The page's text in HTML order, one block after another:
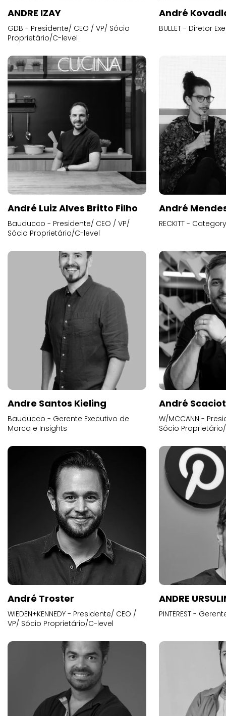
ANDRE IZAY
GDB - Presidente/ CEO / VP/ Sócio
Proprietário/C-level
André
BULLET - Diretor
André Luiz Alves Britto Filho
Bauducco - Presidente/ CEO / VP/
Sócio Proprietário/C-level
André
RECKITT -
Andre Santos Kieling
Bauducco - Gerente Executivo de
Marca e Insights
André
W/MCCANN -
Sócio
André Troster
WIEDEN+KENNEDY - Presidente/ CEO /
VP/ Sócio Proprietário/C-level
ANDRE
PINTEREST -